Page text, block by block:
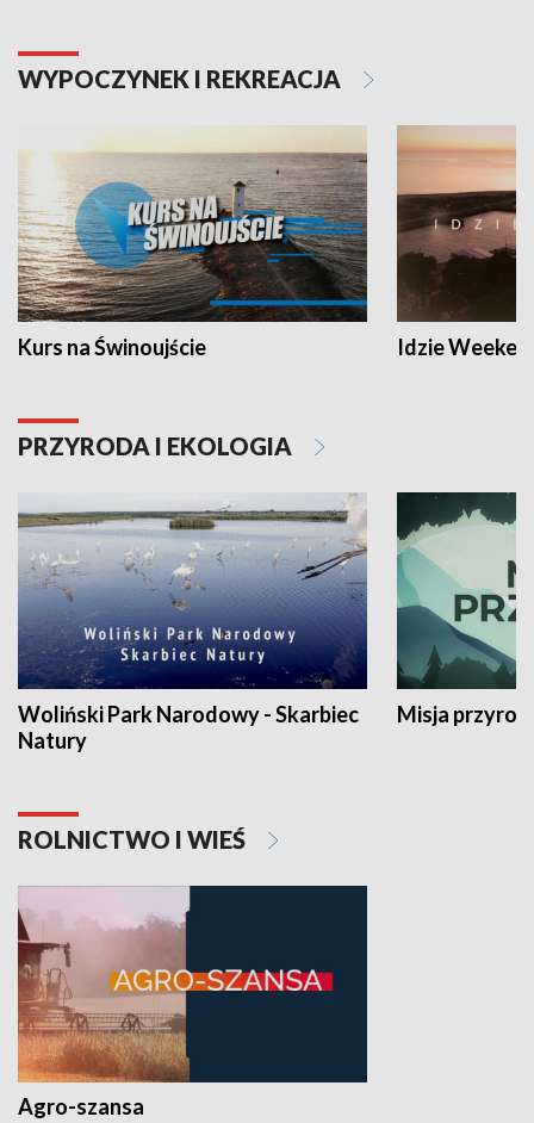
WYPOCZYNEK I REKREACJA
Kurs na Świnoujście Idzie
PRZYRODA I EKOLOGIA
Woliński Park Narodowy - Skarbiec
Natury
Misja
ROLNICTWO I WIEŚ
Agro-szansa